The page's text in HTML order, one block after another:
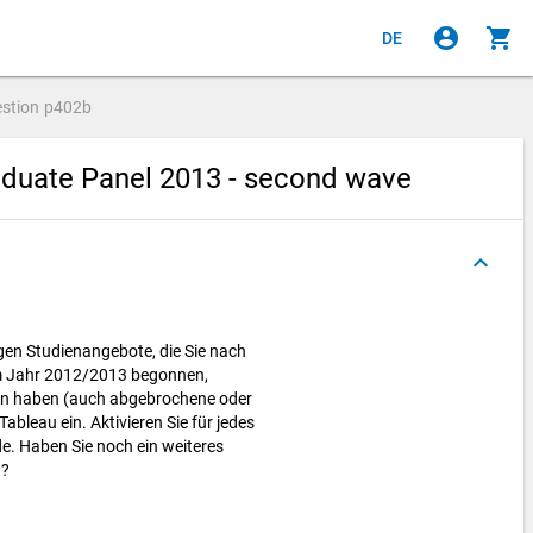
DE account_circle shopping_cart
p402b
Panel 2013 - second wave
keyboard_arrow_up
Studienangebote, die Sie nach
Jahr 2012/2013 begonnen,
haben (auch abgebrochene oder
ein. Aktivieren Sie für jedes
Haben Sie noch ein weiteres